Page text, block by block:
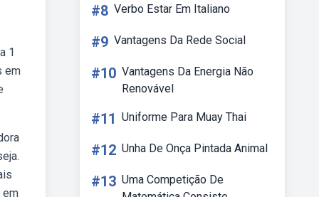
1
em
em
#8 Verbo Estar Em Italiano
#9 Vantagens Da Rede Social
#10 Vantagens Da Energia Não
Renovável
#11 Uniforme Para Muay Thai
#12 Unha De Onça Pintada Animal
#13 Uma Competição De